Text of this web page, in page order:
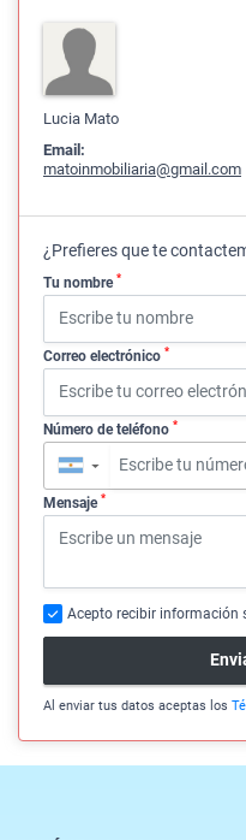
Lucia Mato
Email:
matoinmobiliaria@gmail.com
¿Prefieres que te
Tu nombre *
Correo electrónico *
Número de teléfono *
▼
Mensaje *
Acepto recibir información
Al enviar tus datos aceptas los